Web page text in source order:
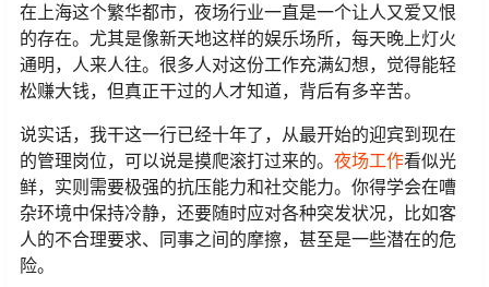
在上海这个繁华都市，夜场行业一直是一个让人又爱又恨
的存在。尤其是像新天地这样的娱乐场所，每天晚上灯火
通明，人来人往。很多人对这份工作充满幻想，觉得能轻
松赚大钱，但真正干过的人才知道，背后有多辛苦。
说实话，我干这一行已经十年了，从最开始的迎宾到现在
的管理岗位，可以说是摸爬滚打过来的。 夜场工作看似光
鲜，实则需要极强的抗压能力和社交能力。你得学会在嘈
杂环境中保持冷静，还要随时应对各种突发状况，比如客
人的不合理要求、同事之间的摩擦，甚至是一些潜在的危
险。